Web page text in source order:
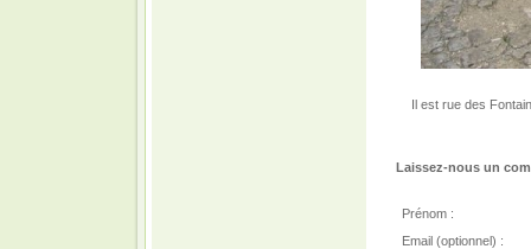
Il est rue des
Laissez-nous un
Prénom :
Email (optionnel) :